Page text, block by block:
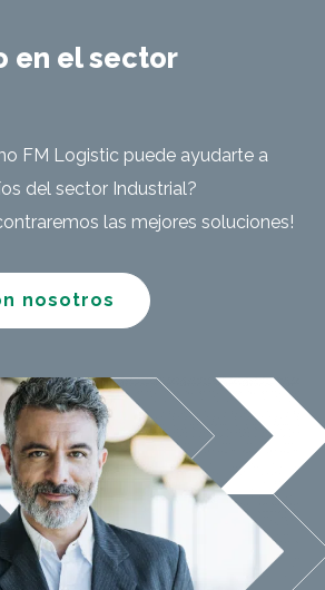
en el sector
FM Logistic puede ayudarte a
del sector Industrial?
las mejores soluciones!
nosotros